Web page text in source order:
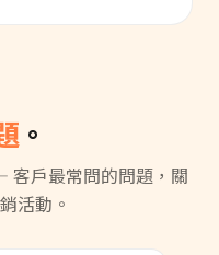
。
客戶最常問的問題，關
活動。